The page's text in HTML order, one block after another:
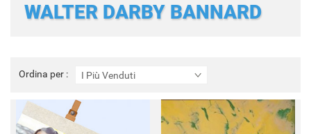
WALTER DARBY BANNARD
Ordina per : I Più Venduti
Ordina
per